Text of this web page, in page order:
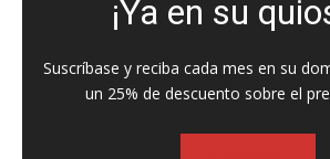
¡Ya en su
Suscríbase y reciba cada mes en su
un 25% de descuento sobre el